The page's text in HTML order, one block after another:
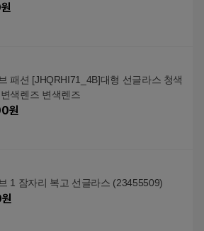
원
패션 [JHQRHI71_4B]대형 선글라스 청색
색렌즈 변색렌즈
원
1 잠자리 복고 선글라스 (23455509)
원